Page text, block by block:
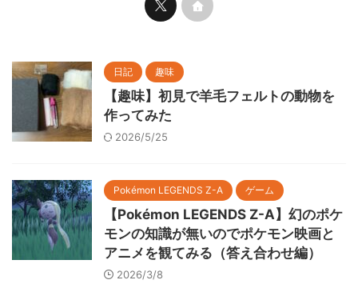
日記 趣味
【趣味】初見で羊毛フェルトの動物を
作ってみた
2026/5/25
Pokémon LEGENDS Z-A ゲーム
【Pokémon LEGENDS Z-A】幻のポケ
モンの知識が無いのでポケモン映画と
アニメを観てみる（答え合わせ編）
2026/3/8